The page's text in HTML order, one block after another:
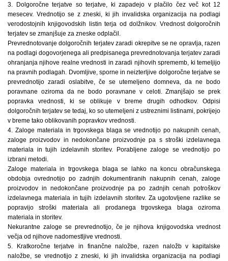
3. Dolgoročne terjatve so terjatve, ki zapadejo v plačilo čez več kot 12
mesecev. Vrednotijo se z zneski, ki jih invalidska organizacija na podlagi
verodostojnih knjigovodskih listin terja od dolžnikov. Vrednost dolgoročnih
terjatev se zmanjšuje za zneske odplačil.
Prevrednotovanje dolgoročnih terjatev zaradi okrepitve se ne opravlja, razen
na podlagi dogovorjenega ali predpisanega prevrednotovanja terjatev zaradi
ohranjanja njihove realne vrednosti in zaradi njihovih sprememb, ki temeljijo
na pravnih podlagah. Dvomljive, sporne in neizterljive dolgoročne terjatve se
prevrednotijo zaradi oslabitve, če se utemeljeno domneva, da ne bodo
poravnane oziroma da ne bodo poravnane v celoti. Zmanjšajo se prek
popravka vrednosti, ki se oblikuje v breme drugih odhodkov. Odpisi
dolgoročnih terjatev se tedaj, ko so utemeljeni z ustreznimi listinami, pokrijejo
v breme tako oblikovanih popravkov vrednosti.
4. Zaloge materiala in trgovskega blaga se vrednotijo po nakupnih cenah,
zaloge proizvodov in nedokončane proizvodnje pa s stroški izdelavnega
materiala in tujih izdelavnih storitev. Porabljene zaloge se vrednotijo po
izbrani metodi.
Zaloge materiala in trgovskega blaga se lahko na koncu obračunskega
obdobja ovrednotijo po zadnjih dokumentiranih nakupnih cenah, zaloge
proizvodov in nedokončane proizvodnje pa po zadnjih cenah potroškov
izdelavnega materiala in tujih izdelavnih storitev. Za ugotovljene razlike se
popravijo stroški materiala ali prodanega trgovskega blaga oziroma
materiala in storitev.
Nekurantne zaloge se prevrednotijo, če je njihova knjigovodska vrednost
večja od njihove nadomestljive vrednosti.
5. Kratkoročne terjatve in finančne naložbe, razen naložb v kapitalske
naložbe, se vrednotijo z zneski, ki jih invalidska organizacija na podlagi